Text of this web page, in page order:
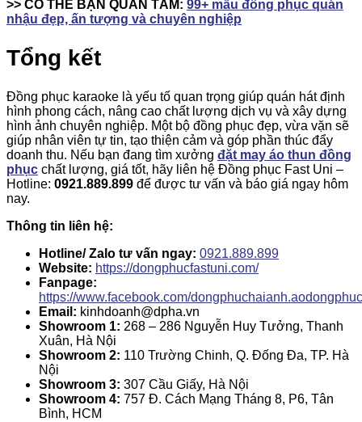
>> CÓ THỂ BẠN QUAN TÂM: 99+ mẫu đồng phục quán
nhậu đẹp, ấn tượng và chuyên nghiệp
Tổng kết
Đồng phục karaoke là yếu tố quan trọng giúp quán hát định
hình phong cách, nâng cao chất lượng dịch vụ và xây dựng
hình ảnh chuyên nghiệp. Một bộ đồng phục đẹp, vừa vặn sẽ
giúp nhân viên tự tin, tạo thiện cảm và góp phần thúc đẩy
doanh thu. Nếu bạn đang tìm xưởng đặt may áo thun đồng
phục chất lượng, giá tốt, hãy liên hệ Đồng phục Fast Uni –
Hotline: 0921.889.899 để được tư vấn và báo giá ngay hôm
nay.
Thông tin liên hệ:
Hotline/ Zalo tư vấn ngay: 0921.889.899
Website: https://dongphucfastuni.com/
Fanpage:
https://www.facebook.com/dongphuchaianh.aodongphuc
Email: kinhdoanh@dpha.vn
Showroom 1: 268 – 286 Nguyễn Huy Tưởng, Thanh
Xuân, Hà Nội
Showroom 2: 110 Trường Chinh, Q. Đống Đa, TP. Hà
Nội
Showroom 3: 307 Cầu Giấy, Hà Nội
Showroom 4: 757 Đ. Cách Mạng Tháng 8, P6, Tân
Bình, HCM